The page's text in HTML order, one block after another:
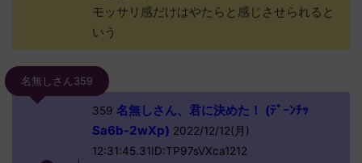
モッサリ感だけはやたらと感じさせられると
いう
名無しさん359
359 名無しさん、君に決めた！ (ﾃﾞｰﾝﾁｯ
Sa6b-2wXp) 2022/12/12(月)
12:31:45.31ID:TP97sVXca1212